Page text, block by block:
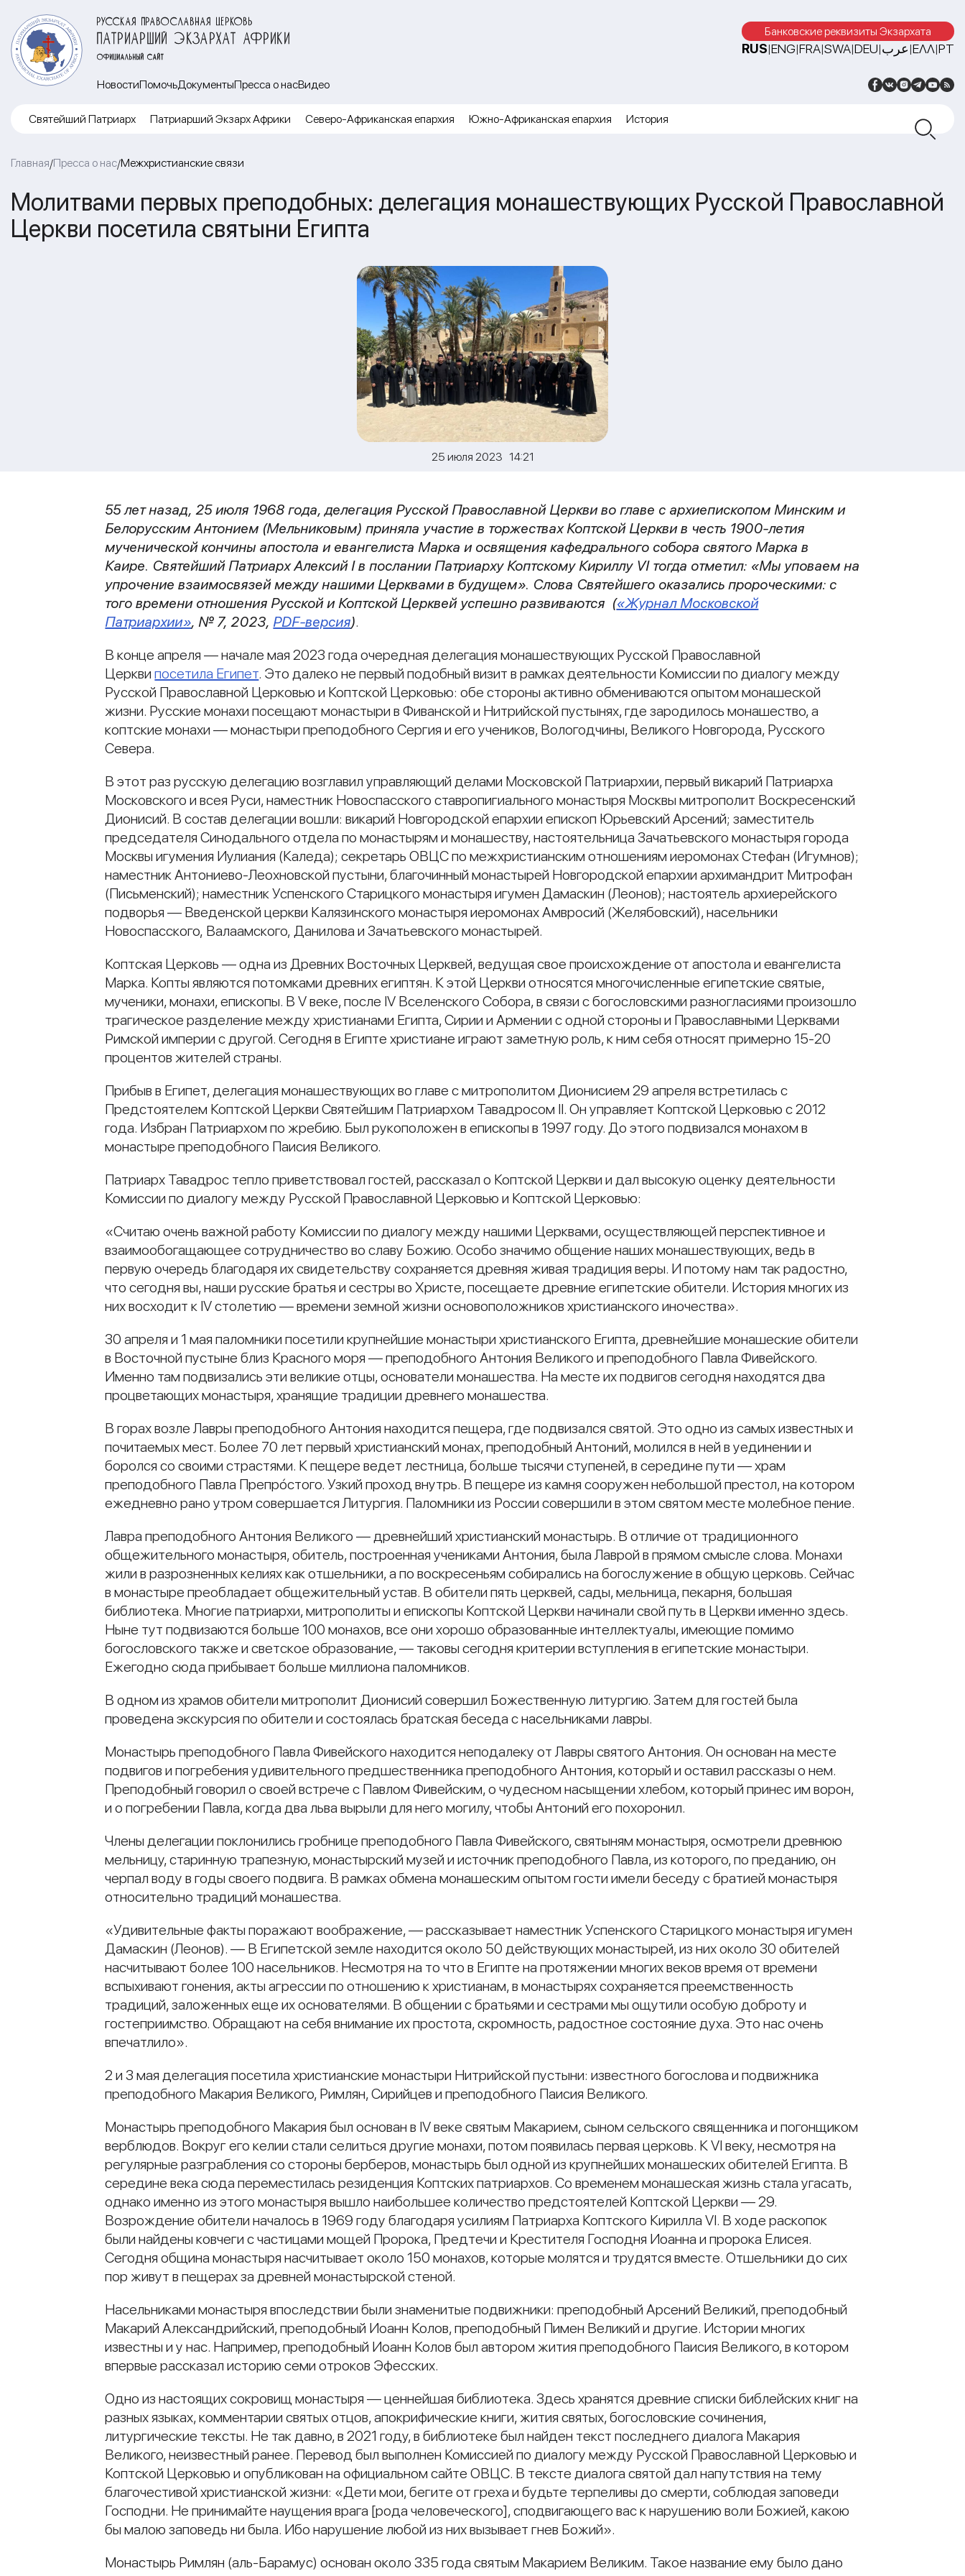
РУССКАЯ ПРАВОСЛАВНАЯ ЦЕРКОВЬ
ПАТРИАРШИЙ ЭКЗАРХАТ АФРИКИ
ОФИЦИАЛЬНЫЙ САЙТ
Банковские реквизиты Экзархата
RUS|ENG|FRA|SWA|DEU|عرب|ΕΛΛ|PT
НовостиПомочьДокументыПресса о насВидео
Cвятейший Патриарх Патриарший Экзарх Африки Северо-Африканская епархия Южно-Африканская епархия История
Главная/Пресса о нас/Межхристианские связи
Молитвами первых преподобных: делегация монашествующих Русской Православной
Церкви посетила святыни Египта
25 июля 2023 14:21
55 лет назад, 25 июля 1968 года, делегация Русской Православной Церкви во главе с архиепископом Минским и
Белорусским Антонием (Мельниковым) приняла участие в торжествах Коптской Церкви в честь 1900-летия
мученической кончины апостола и евангелиста Марка и освящения кафедрального собора святого Марка в
Каире. Святейший Патриарх Алексий I в послании Патриарху Коптскому Кириллу VI тогда отметил: «Мы уповаем на
упрочение взаимосвязей между нашими Церквами в будущем». Слова Святейшего оказались пророческими: с
того времени отношения Русской и Коптской Церквей успешно развиваются («Журнал Московской
Патриархии», № 7, 2023, PDF-версия).
В конце апреля — начале мая 2023 года очередная делегация монашествующих Русской Православной
Церквипосетила Египет. Это далеко не первый подобный визит в рамках деятельности Комиссии по диалогу между
Русской Православной Церковью и Коптской Церковью: обе стороны активно обмениваются опытом монашеской
жизни. Русские монахи посещают монастыри в Фиванской и Нитрийской пустынях, где зародилось монашество, а
коптские монахи — монастыри преподобного Сергия и его учеников, Вологодчины, Великого Новгорода, Русского
Севера.
В этот раз русскую делегацию возглавил управляющий делами Московской Патриархии, первый викарий Патриарха
Московского и всея Руси, наместник Новоспасского ставропигиального монастыря Москвы митрополит Воскресенский
Дионисий. В состав делегации вошли: викарий Новгородской епархии епископ Юрьевский Арсений; заместитель
председателя Синодального отдела по монастырям и монашеству, настоятельница Зачатьевского монастыря города
Москвы игумения Иулиания (Каледа); секретарь ОВЦС по межхристианским отношениям иеромонах Стефан (Игумнов);
наместник Антониево-Леохновской пустыни, благочинный монастырей Новгородской епархии архимандрит Митрофан
(Письменский); наместник Успенского Старицкого монастыря игумен Дамаскин (Леонов); настоятель архиерейского
подворья — Введенской церкви Калязинского монастыря иеромонах Амвросий (Желябовский), насельники
Новоспасского, Валаамского, Данилова и Зачатьевского монастырей.
Коптская Церковь — одна из Древних Восточных Церквей, ведущая свое происхождение от апостола и евангелиста
Марка. Копты являются потомками древних египтян. К этой Церкви относятся многочисленные египетские святые,
мученики, монахи, епископы. В V веке, после IV Вселенского Собора, в связи с богословскими разногласиями произошло
трагическое разделение между христианами Египта, Сирии и Армении с одной стороны и Православными Церквами
Римской империи с другой. Сегодня в Египте христиане играют заметную роль, к ним себя относят примерно 15-20
процентов жителей страны.
Прибыв в Египет, делегация монашествующих во главе с митрополитом Дионисием 29 апреля встретилась с
Предстоятелем Коптской Церкви Святейшим Патриархом Тавадросом II. Он управляет Коптской Церковью с 2012
года. Избран Патриархом по жребию. Был рукоположен в епископы в 1997 году. До этого подвизался монахом в
монастыре преподобного Паисия Великого.
Патриарх Тавадрос тепло приветствовал гостей, рассказал о Коптской Церкви и дал высокую оценку деятельности
Комиссии по диалогу между Русской Православной Церковью и Коптской Церковью:
«Считаю очень важной работу Комиссии по диалогу между нашими Церквами, осуществляющей перспективное и
взаимообогащающее сотрудничество во славу Божию. Особо значимо общение наших монашествующих, ведь в
первую очередь благодаря их свидетельству сохраняется древняя живая традиция веры. И потому нам так радостно,
что сегодня вы, наши русские братья и сестры во Христе, посещаете древние египетские обители. История многих из
них восходит к IV столетию — времени земной жизни основоположников христианского иночества».
30 апреля и 1 мая паломники посетили крупнейшие монастыри христианского Египта, древнейшие монашеские обители
в Восточной пустыне близ Красного моря — преподобного Антония Великого и преподобного Павла Фивейского.
Именно там подвизались эти великие отцы, основатели монашества. На месте их подвигов сегодня находятся два
процветающих монастыря, хранящие традиции древнего монашества.
В горах возле Лавры преподобного Антония находится пещера, где подвизался святой. Это одно из самых известных и
почитаемых мест. Более 70 лет первый христианский монах, преподобный Антоний, молился в ней в уединении и
боролся со своими страстями. К пещере ведет лестница, больше тысячи ступеней, в середине пути — храм
преподобного Павла Препрóстого. Узкий проход внутрь. В пещере из камня сооружен небольшой престол, на котором
ежедневно рано утром совершается Литургия. Паломники из России совершили в этом святом месте молебное пение.
Лавра преподобного Антония Великого — древнейший христианский монастырь. В отличие от традиционного
общежительного монастыря, обитель, построенная учениками Антония, была Лаврой в прямом смысле слова. Монахи
жили в разрозненных келиях как отшельники, а по воскресеньям собирались на богослужение в общую церковь. Сейчас
в монастыре преобладает общежительный устав. В обители пять церквей, сады, мельница, пекарня, большая
библиотека. Многие патриархи, митрополиты и епископы Коптской Церкви начинали свой путь в Церкви именно здесь.
Ныне тут подвизаются больше 100 монахов, все они хорошо образованные интеллектуалы, имеющие помимо
богословского также и светское образование, — таковы сегодня критерии вступления в египетские монастыри.
Ежегодно сюда прибывает больше миллиона паломников.
В одном из храмов обители митрополит Дионисий совершил Божественную литургию. Затем для гостей была
проведена экскурсия по обители и состоялась братская беседа с насельниками лавры.
Монастырь преподобного Павла Фивейского находится неподалеку от Лавры святого Антония. Он основан на месте
подвигов и погребения удивительного предшественника преподобного Антония, который и оставил рассказы о нем.
Преподобный говорил о своей встрече с Павлом Фивейским, о чудесном насыщении хлебом, который принес им ворон,
и о погребении Павла, когда два льва вырыли для него могилу, чтобы Антоний его похоронил.
Члены делегации поклонились гробнице преподобного Павла Фивейского, святыням монастыря, осмотрели древнюю
мельницу, старинную трапезную, монастырский музей и источник преподобного Павла, из которого, по преданию, он
черпал воду в годы своего подвига. В рамках обмена монашеским опытом гости имели беседу с братией монастыря
относительно традиций монашества.
«Удивительные факты поражают воображение, — рассказывает наместник Успенского Старицкого монастыря игумен
Дамаскин (Леонов). — В Египетской земле находится около 50 действующих монастырей, из них около 30 обителей
насчитывают более 100 насельников. Несмотря на то что в Египте на протяжении многих веков время от времени
вспыхивают гонения, акты агрессии по отношению к христианам, в монастырях сохраняется преемственность
традиций, заложенных еще их основателями. В общении с братьями и сестрами мы ощутили особую доброту и
гостеприимство. Обращают на себя внимание их простота, скромность, радостное состояние духа. Это нас очень
впечатлило».
2 и 3 мая делегация посетила христианские монастыри Нитрийской пустыни: известного богослова и подвижника
преподобного Макария Великого, Римлян, Сирийцев и преподобного Паисия Великого.
Монастырь преподобного Макария был основан в IV веке святым Макарием, сыном сельского священника и погонщиком
верблюдов. Вокруг его келии стали селиться другие монахи, потом появилась первая церковь. К VI веку, несмотря на
регулярные разграбления со стороны берберов, монастырь был одной из крупнейших монашеских обителей Египта. В
середине века сюда переместилась резиденция Коптских патриархов. Со временем монашеская жизнь стала угасать,
однако именно из этого монастыря вышло наибольшее количество предстоятелей Коптской Церкви — 29.
Возрождение обители началось в 1969 году благодаря усилиям Патриарха Коптского Кирилла VI. В ходе раскопок
были найдены ковчеги с частицами мощей Пророка, Предтечи и Крестителя Господня Иоанна и пророка Елисея.
Сегодня община монастыря насчитывает около 150 монахов, которые молятся и трудятся вместе. Отшельники до сих
пор живут в пещерах за древней монастырской стеной.
Насельниками монастыря впоследствии были знаменитые подвижники: преподобный Арсений Великий, преподобный
Макарий Александрийский, преподобный Иоанн Колов, преподобный Пимен Великий и другие. Истории многих
известны и у нас. Например, преподобный Иоанн Колов был автором жития преподобного Паисия Великого, в котором
впервые рассказал историю семи отроков Эфесских.
Одно из настоящих сокровищ монастыря — ценнейшая библиотека. Здесь хранятся древние списки библейских книг на
разных языках, комментарии святых отцов, апокрифические книги, жития святых, богословские сочинения,
литургические тексты. Не так давно, в 2021 году, в библиотеке был найден текст последнего диалога Макария
Великого, неизвестный ранее. Перевод был выполнен Комиссией по диалогу между Русской Православной Церковью и
Коптской Церковью и опубликован на официальном сайте ОВЦС. В тексте диалога святой дал напутствия на тему
благочестивой христианской жизни: «Дети мои, бегите от греха и будьте терпеливы до смерти, соблюдая заповеди
Господни. Не принимайте наущения врага [рода человеческого], сподвигающего вас к нарушению воли Божией, какою
бы малою заповедь ни была. Ибо нарушение любой из них вызывает гнев Божий».
Монастырь Римлян (аль-Барамус) основан около 335 года святым Макарием Великим. Такое название ему было дано